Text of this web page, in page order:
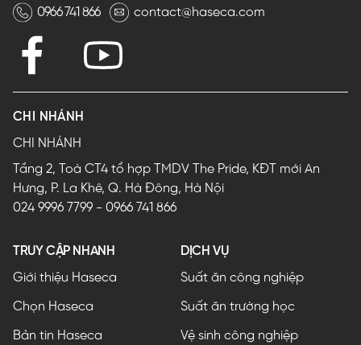
0966 741 866 contact@haseca.com
CHI NHÁNH
CHI NHÁNH
Tầng 2, Toà CT4 tổ hợp TMDV The Pride, KĐT mới An
Hưng, P. La Khê, Q. Hà Đông, Hà Nội
024 9996 7799 - 0966 741 866
TRUY CẬP NHANH
Giới thiệu Haseca
Chọn Haseca
Bản tin Haseca
DỊCH VỤ
Suất ăn công nghiệp
Suất ăn trường học
Vệ sinh công nghiệp